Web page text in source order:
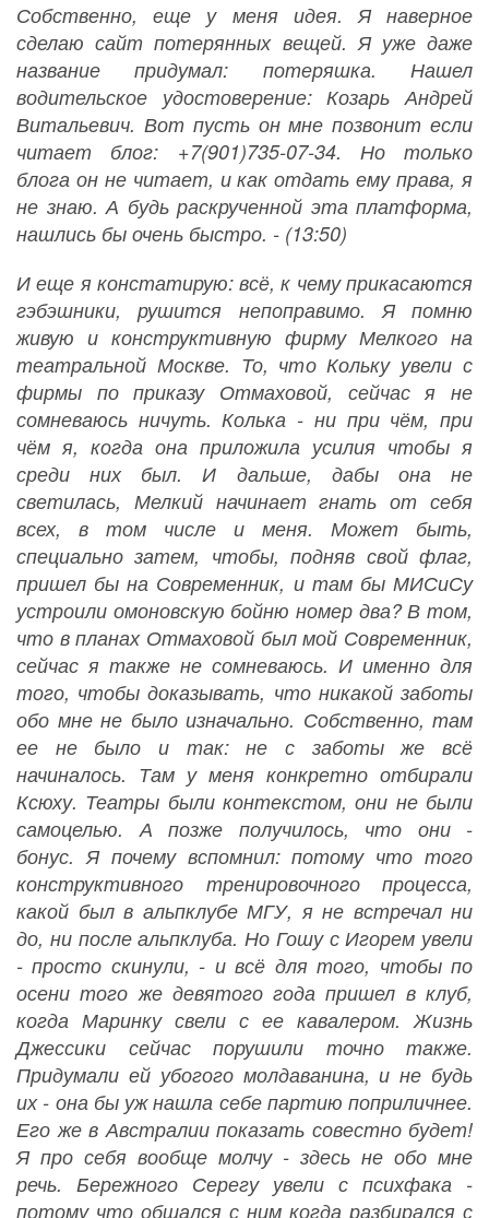
Собственно, еще у меня идея. Я наверное
сделаю сайт потерянных вещей. Я уже даже
название придумал: потеряшка. Нашел
водительское удостоверение: Козарь Андрей
Витальевич. Вот пусть он мне позвонит если
читает блог: +7(901)735-07-34. Но только
блога он не читает, и как отдать ему права, я
не знаю. А будь раскрученной эта платформа,
нашлись бы очень быстро. - (13:50)
И еще я констатирую: всё, к чему прикасаются
гэбэшники, рушится непоправимо. Я помню
живую и конструктивную фирму Мелкого на
театральной Москве. То, что Кольку увели с
фирмы по приказу Отмаховой, сейчас я не
сомневаюсь ничуть. Колька - ни при чём, при
чём я, когда она приложила усилия чтобы я
среди них был. И дальше, дабы она не
светилась, Мелкий начинает гнать от себя
всех, в том числе и меня. Может быть,
специально затем, чтобы, подняв свой флаг,
пришел бы на Современник, и там бы МИСиСу
устроили омоновскую бойню номер два? В том,
что в планах Отмаховой был мой Современник,
сейчас я также не сомневаюсь. И именно для
того, чтобы доказывать, что никакой заботы
обо мне не было изначально. Собственно, там
ее не было и так: не с заботы же всё
начиналось. Там у меня конкретно отбирали
Ксюху. Театры были контекстом, они не были
самоцелью. А позже получилось, что они -
бонус. Я почему вспомнил: потому что того
конструктивного тренировочного процесса,
какой был в альпклубе МГУ, я не встречал ни
до, ни после альпклуба. Но Гошу с Игорем увели
- просто скинули, - и всё для того, чтобы по
осени того же девятого года пришел в клуб,
когда Маринку свели с ее кавалером. Жизнь
Джессики сейчас порушили точно также.
Придумали ей убогого молдаванина, и не будь
их - она бы уж нашла себе партию поприличнее.
Его же в Австралии показать совестно будет!
Я про себя вообще молчу - здесь не обо мне
речь. Бережного Серегу увели с психфака -
потому что общался с ним когда разбирался с